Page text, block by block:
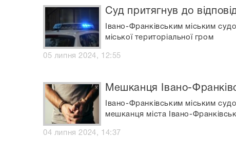
Суд притягнув до
Івано-Франківським міським
міської територіальної гром
05 липня 2024, 12:55
Мешканця Івано-
Івано-Франківським міським
мешканця міста Івано-
04 липня 2024, 14:37